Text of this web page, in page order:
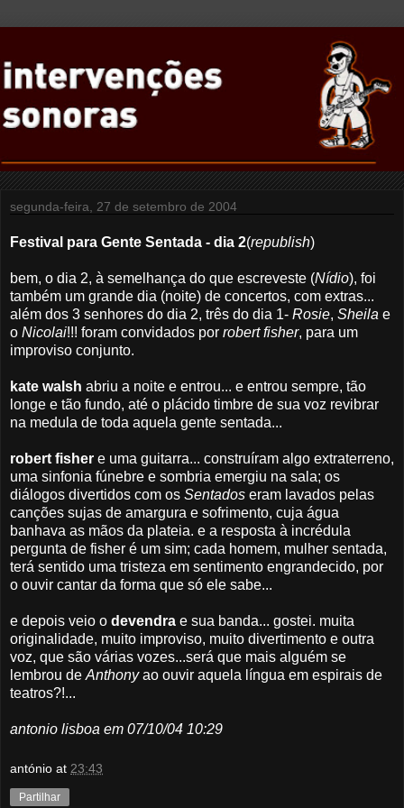
segunda-feira, 27 de setembro de 2004
Festival para Gente Sentada - dia 2(republish)
bem, o dia 2, à semelhança do que escreveste (Nídio), foi
também um grande dia (noite) de concertos, com extras...
além dos 3 senhores do dia 2, três do dia 1- Rosie, Sheila e
o Nicolai!!! foram convidados por robert fisher, para um
improviso conjunto.
kate walsh abriu a noite e entrou... e entrou sempre, tão
longe e tão fundo, até o plácido timbre de sua voz revibrar
na medula de toda aquela gente sentada...
robert fisher e uma guitarra... construíram algo extraterreno,
uma sinfonia fúnebre e sombria emergiu na sala; os
diálogos divertidos com os Sentados eram lavados pelas
canções sujas de amargura e sofrimento, cuja água
banhava as mãos da plateia. e a resposta à incrédula
pergunta de fisher é um sim; cada homem, mulher sentada,
terá sentido uma tristeza em sentimento engrandecido, por
o ouvir cantar da forma que só ele sabe...
e depois veio o devendra e sua banda... gostei. muita
originalidade, muito improviso, muito divertimento e outra
voz, que são várias vozes...será que mais alguém se
lembrou de Anthonyao ouvir aquela língua em espirais de
teatros?!...
antonio lisboa em 07/10/04 10:29
antónio at 23:43
Partilhar